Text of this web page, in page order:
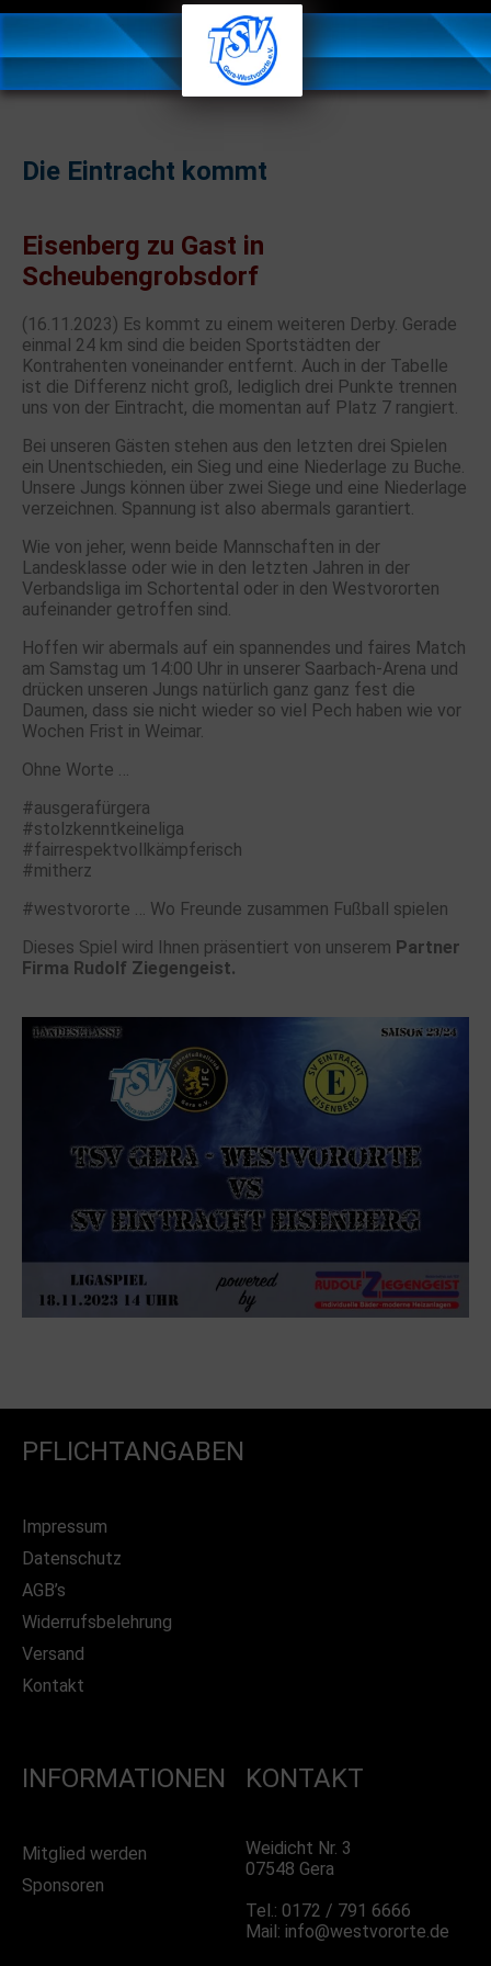
Die Eintracht kommt
Eisenberg zu Gast in
Scheubengrobsdorf
(16.11.2023) Es kommt zu einem weiteren Derby. Gerade
einmal 24 km sind die beiden Sportstädten der
Kontrahenten voneinander entfernt. Auch in der Tabelle
ist die Differenz nicht groß, lediglich drei Punkte trennen
uns von der Eintracht, die momentan auf Platz 7 rangiert.
Bei unseren Gästen stehen aus den letzten drei Spielen
ein Unentschieden, ein Sieg und eine Niederlage zu Buche.
Unsere Jungs können über zwei Siege und eine Niederlage
verzeichnen. Spannung ist also abermals garantiert.
Wie von jeher, wenn beide Mannschaften in der
Landesklasse oder wie in den letzten Jahren in der
Verbandsliga im Schortental oder in den Westvororten
aufeinander getroffen sind.
Hoffen wir abermals auf ein spannendes und faires Match
am Samstag um 14:00 Uhr in unserer Saarbach-Arena und
drücken unseren Jungs natürlich ganz ganz fest die
Daumen, dass sie nicht wieder so viel Pech haben wie vor
Wochen Frist in Weimar.
Ohne Worte …
#ausgerafürgera
#stolzkenntkeineliga
#fairrespektvollkämpferisch
#mitherz
#westvororte … Wo Freunde zusammen Fußball spielen
Dieses Spiel wird Ihnen präsentiert von unserem Partner
Firma Rudolf Ziegengeist.
PFLICHTANGABEN
Impressum
Datenschutz
AGB’s
Widerrufsbelehrung
Versand
Kontakt
INFORMATIONEN
Mitglied werden
Sponsoren
KONTAKT
Weidicht Nr. 3
07548 Gera
Tel.: 0172 / 791 6666
Mail: info@westvororte.de